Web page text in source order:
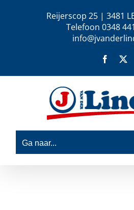
Reijerscop 25 | 3481
Telefoon 0348
Ga naar...